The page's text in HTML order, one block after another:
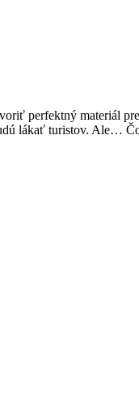
perfektný materiál
lákať turistov. Ale…